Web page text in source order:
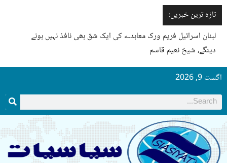
تازہ ترین خبریں:
لبنان اسرائیل فریم ورک معاہدے کی ایک شق بھی نافذ نہیں ہونے
دینگے، شیخ نعیم قاسم
اگست 9, 2026